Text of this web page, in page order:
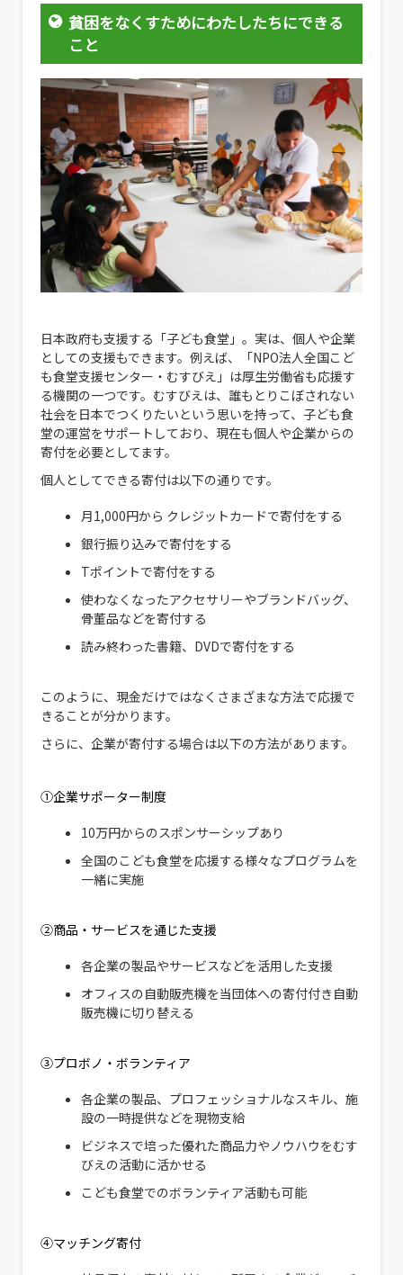
貧困をなくすためにわたしたちにできる
こと
日本政府も支援する「子ども食堂」。実は、個人や企業
としての支援もできます。例えば、「NPO法人全国こど
も食堂支援センター・むすびえ」は厚生労働省も応援す
る機関の一つです。むすびえは、誰もとりこぼされない
社会を日本でつくりたいという思いを持って、子ども食
堂の運営をサポートしており、現在も個人や企業からの
寄付を必要としてます。
個人としてできる寄付は以下の通りです。
月1,000円から クレジットカードで寄付をする
銀行振り込みで寄付をする
Tポイントで寄付をする
使わなくなったアクセサリーやブランドバッグ、
骨董品などを寄付する
読み終わった書籍、DVDで寄付をする
このように、現金だけではなくさまざまな方法で応援で
きることが分かります。
さらに、企業が寄付する場合は以下の方法があります。
①企業サポーター制度
10万円からのスポンサーシップあり
全国のこども食堂を応援する様々なプログラムを
一緒に実施
②商品・サービスを通じた支援
各企業の製品やサービスなどを活用した支援
オフィスの自動販売機を当団体への寄付付き自動
販売機に切り替える
③プロボノ・ボランティア
各企業の製品、プロフェッショナルなスキル、施
設の一時提供などを現物支給
ビジネスで培った優れた商品力やノウハウをむす
びえの活動に活かせる
こども食堂でのボランティア活動も可能
④マッチング寄付